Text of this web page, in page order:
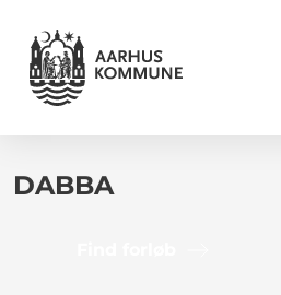
DABBA